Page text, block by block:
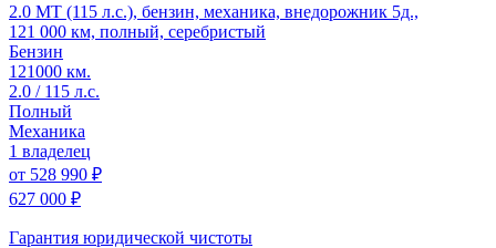
2.0 MT (115 л.с.), бензин, механика, внедорожник 5д.,
121 000 км, полный, серебристый
Бензин
121000 км.
2.0 / 115 л.с.
Полный
Механика
1 владелец
от 528 990 ₽
627 000 ₽
Гарантия юридической чистоты